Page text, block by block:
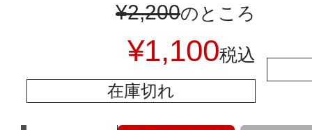
¥2,200のところ
¥1,100税込
在庫切れ